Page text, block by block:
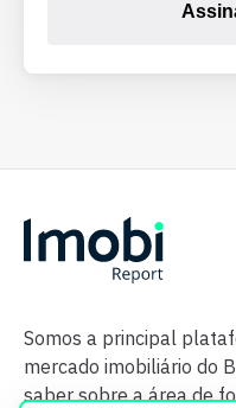
Somos a principal
mercado imobiliário do
saber sobre a área de